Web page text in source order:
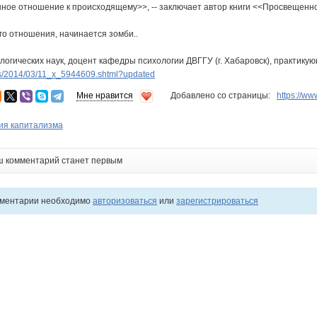
отношение к происходящему>>, -- заключает автор книги
отношения, начинается зомби..
наук, доцент кафедры психологии ДВГГУ (г. Хабаровск),
2014/03/11_x_5944609.shtml?updated
Мне нравится Добавлено со страницы: https://
капитализма
комментарий станет первым
необходимо авторизоваться или зарегистрироваться